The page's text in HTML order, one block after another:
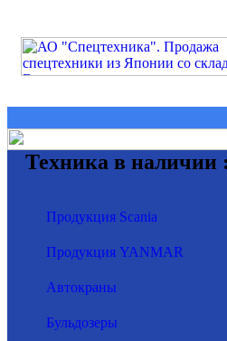
Техника в наличии :
Продукция Scania
Продукция YANMAR
Автокраны
Бульдозеры